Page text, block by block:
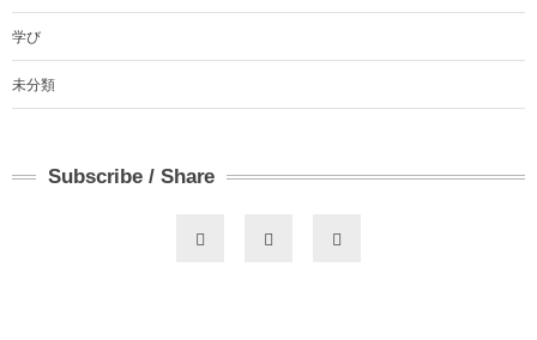
学び
未分類
Subscribe / Share